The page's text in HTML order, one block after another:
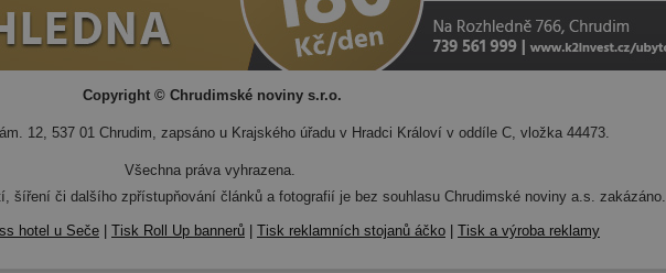
Copyright © Chrudimské noviny s.r.o.
12, 537 01 Chrudim, zapsáno u Krajského úřadu v Hradci Královí v oddíle C, vložka 44473.
Všechna práva vyhrazena.
šíření či dalšího zpřístupňování článků a fotografií je bez souhlasu Chrudimské noviny a.s. zakázáno.
hotel u Seče Tisk Roll Up bannerů Tisk reklamních stojanů áčko Tisk a výroba reklamy